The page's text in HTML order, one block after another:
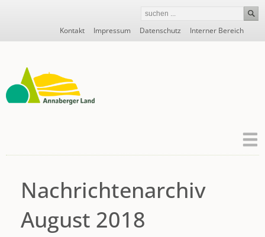
Navigation
überspringen
Kontakt Impressum Datenschutz Interner Bereich
Nachrichtenarchiv
August 2018